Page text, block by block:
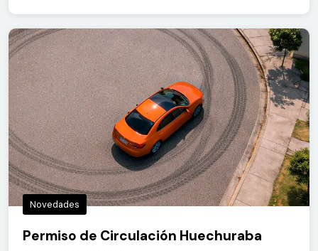
Novedades
Permiso de Circulación Huechuraba